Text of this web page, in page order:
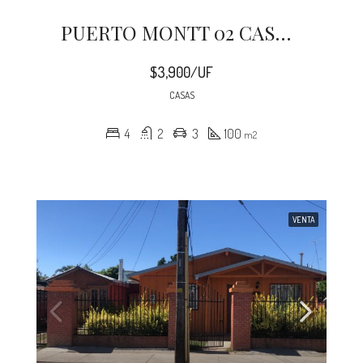
PUERTO MONTT 02 CASAS PARQUE FUNDADORES
$3,900/UF
CASAS
4 2 3 100 m2
VENTA